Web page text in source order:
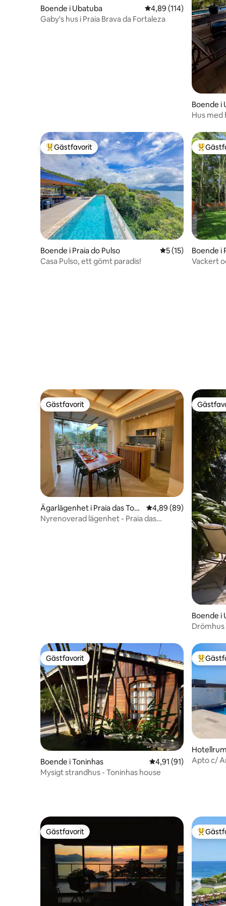
Boende i Ubatuba 4,89 av 5 i
4,89 (114)
Gaby's hus i Praia Brava da Fortaleza
Boende i
Hus med
Populär gästfavorit
Gästfavorit
Boende i Praia do Pulso 5 av 5 i
5 (15)
Casa Pulso, ett gömt paradis!
Boende i
ca
Vackert
Gästfavorit
Gästfavorit
Ägarlägenhet i Praia das Toni
nhas
4,89 av 5 i
4,89 (89)
Nyrenoverad lägenhet - Praia das
Boende i
Gästfavorit
Gästfavorit
Boende i Toninhas 4,91 av 5 i
4,91 (91)
Mysigt strandhus - Toninhas house
Populär
Apto c/
Gästfavorit
Gästfavorit Populär